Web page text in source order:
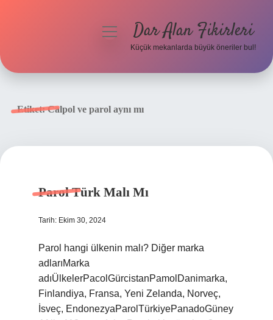
menüyüDar Alan Fikirleri
Küçük mekanlarda büyük öneriler bul!
Etiket:Calpol ve parol aynı mı
Parol Türk Malı Mı
Tarih: Ekim 30, 2024
Parol hangi ülkenin malı? Diğer marka
adlarıMarka
adıÜlkelerPacolGürcistanPamolDanimarka,
Finlandiya, Fransa, Yeni Zelanda, Norveç,
İsveç, EndonezyaParolTürkiyePanadoGüney